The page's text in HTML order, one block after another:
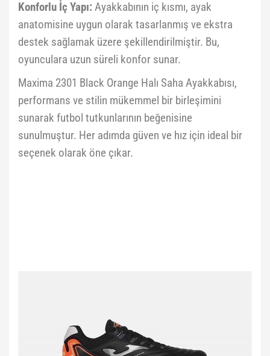
Konforlu İç Yapı: Ayakkabının iç kısmı, ayak
anatomisine uygun olarak tasarlanmış ve ekstra
destek sağlamak üzere şekillendirilmiştir. Bu,
oyunculara uzun süreli konfor sunar.
Maxima 2301 Black Orange Halı Saha Ayakkabısı,
performans ve stilin mükemmel bir birleşimini
sunarak futbol tutkunlarının beğenisine
sunulmuştur. Her adımda güven ve hız için ideal bir
seçenek olarak öne çıkar.